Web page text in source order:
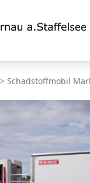
> Schadstoffmobil